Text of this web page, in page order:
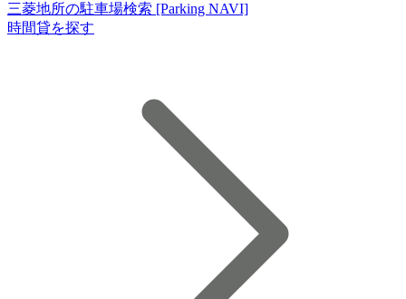
三菱地所の駐車場検索 [Parking NAVI]
時間貸を探す